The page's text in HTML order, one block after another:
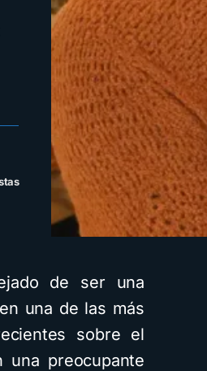
de ser una
una de las más
sobre el
una preocupante